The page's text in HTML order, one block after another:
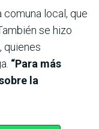
local, que
se hizo
quienes
“Para más
la